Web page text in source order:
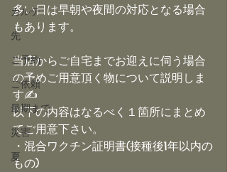
カルテ
先
ご予約
ご依頼
最期まで
災害
夏
多い日は早朝や夜間の対応となる場合
もあります。
当店からご自宅までお迎えに伺う場合
の予めご用意頂く物について説明しま
す✍️
以下の内容はなるべく１箇所にまとめ
てご用意下さい。
・混合ワクチン証明書(接種後1年以内の
もの)